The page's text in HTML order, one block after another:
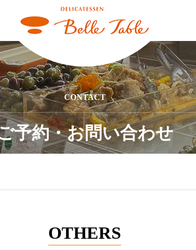
CONTACT
予約・お問い合わせ
OTHERS